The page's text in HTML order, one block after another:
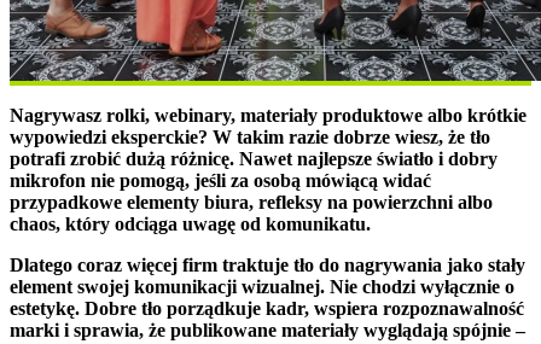
Nagrywasz rolki, webinary, materiały produktowe albo krótkie
wypowiedzi eksperckie? W takim razie dobrze wiesz, że tło
potrafi zrobić dużą różnicę. Nawet najlepsze światło i dobry
mikrofon nie pomogą, jeśli za osobą mówiącą widać
przypadkowe elementy biura, refleksy na powierzchni albo
chaos, który odciąga uwagę od komunikatu.
Dlatego coraz więcej firm traktuje tło do nagrywania jako stały
element swojej komunikacji wizualnej. Nie chodzi wyłącznie o
estetykę. Dobre tło porządkuje kadr, wspiera rozpoznawalność
marki i sprawia, że publikowane materiały wyglądają spójnie –